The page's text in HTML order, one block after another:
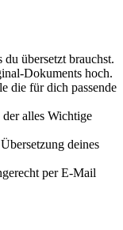
übersetzt brauchst.
Dokuments hoch.
die für dich passende
alles Wichtige
deines
per E-Mail